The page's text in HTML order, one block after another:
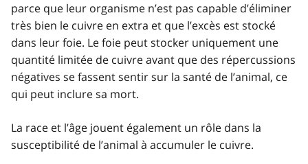
parce que leur organisme n’est pas capable d’éliminer
très bien le cuivre en extra et que l’excès est stocké
dans leur foie. Le foie peut stocker uniquement une
quantité limitée de cuivre avant que des répercussions
négatives se fassent sentir sur la santé de l’animal, ce
qui peut inclure sa mort.
La race et l’âge jouent également un rôle dans la
susceptibilité de l’animal à accumuler le cuivre.